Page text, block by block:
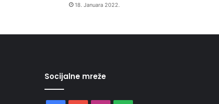
18. Januara 2022.
Socijalne mreže